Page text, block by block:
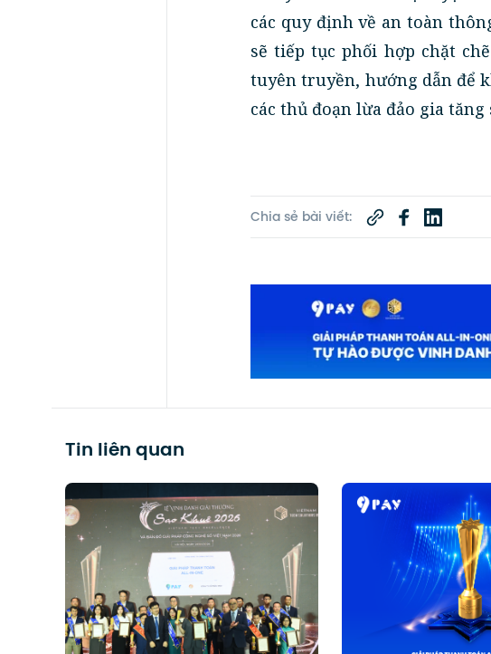
các quy định về an toàn
sẽ tiếp tục phối hợp chặt
tuyên truyền, hướng dẫn để
các thủ đoạn lừa đảo gia tăng
Chia sẻ bài viết:
Tin liên quan